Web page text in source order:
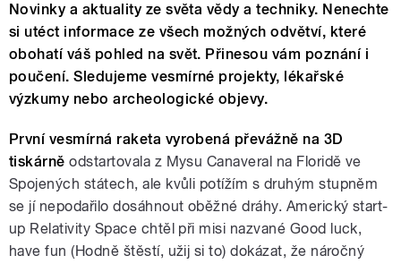
Novinky a aktuality ze světa vědy a techniky. Nenechte
si utéct informace ze všech možných odvětví, které
obohatí váš pohled na svět. Přinesou vám poznání i
poučení. Sledujeme vesmírné projekty, lékařské
výzkumy nebo archeologické objevy.
První vesmírná raketa vyrobená převážně na 3D
tiskárněodstartovala z Mysu Canaveral na Floridě ve
Spojených státech, ale kvůli potížím s druhým stupněm
se jí nepodařilo dosáhnout oběžné dráhy. Americký start-
up Relativity Space chtěl při misi nazvané Good luck,
have fun (Hodně štěstí, užij si to) dokázat, že náročný